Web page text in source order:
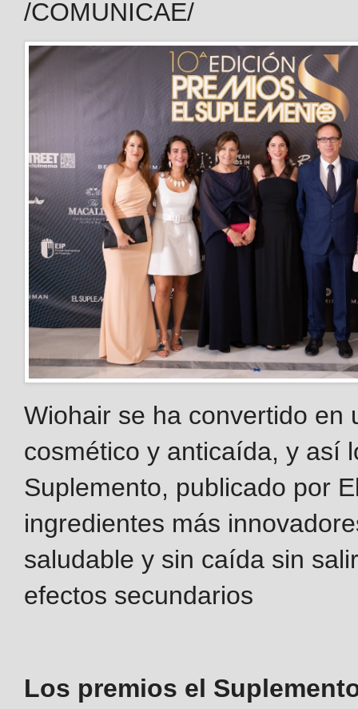
/COMUNICAE/
Wiohair se ha convertido en
cosmético y anticaída, y así
Suplemento, publicado por
ingredientes más
saludable y sin caída sin
efectos secundarios
Los premios el